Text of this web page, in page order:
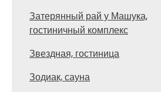
Затерянный рай у Машука,
гостиничный комплекс
Звездная, гостиница
Зодиак, сауна